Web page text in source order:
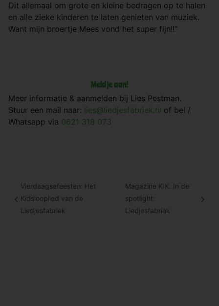
Dit allemaal om grote en kleine bedragen op te halen
en alle zieke kinderen te laten genieten van muziek.
Want mijn broertje Mees vond het super fijn!!”
Meld je aan!
Meer informatie & aanmelden bij Lies Pestman.
Stuur een mail naar: lies@liedjesfabriek.nl of bel /
Whatsapp via 0621 318 073
Vierdaagsefeesten: Het
Kidslooplied van de
Liedjesfabriek
Magazine KIK. In de
spotlight:
Liedjesfabriek